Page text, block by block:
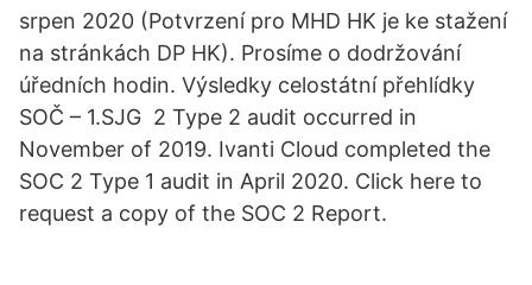
srpen 2020 (Potvrzení pro MHD HK je ke stažení
na stránkách DP HK). Prosíme o dodržování
úředních hodin. Výsledky celostátní přehlídky
SOČ – 1.SJG 2 Type 2 audit occurred in
November of 2019. Ivanti Cloud completed the
SOC 2 Type 1 audit in April 2020. Click here to
request a copy of the SOC 2 Report.